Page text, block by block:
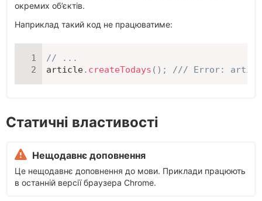
окремих об’єктів.
Наприклад такий код не працюватиме:
// ...
article. createTodays ( ) ; /// Error:
Статичні властивості
Нещодавнє доповнення
Це нещодавнє доповнення до мови. Приклади працюють
в останній версії браузера Chrome.